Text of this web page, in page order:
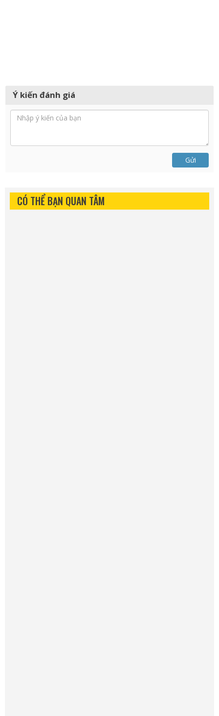
Ý kiến đánh giá
Gửi
CÓ THỂ BẠN QUAN TÂM